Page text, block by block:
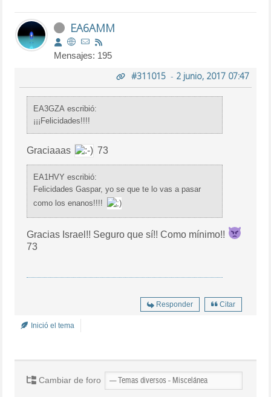
EA6AMM
Mensajes: 195
#311015- 2 junio, 2017 07:47
EA3GZA escribió:
¡¡¡Felicidades!!!!
Graciaaas 73
EA1HVY escribió:
Felicidades Gaspar, yo se que te lo vas a pasar
como los enanos!!!!
Gracias Israel!! Seguro que sí!! Como mínimo!!
73
Responder Citar
Inició el tema
Cambiar de foro